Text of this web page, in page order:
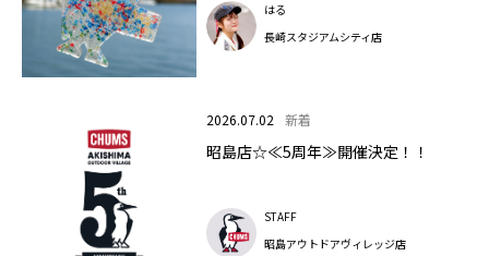
はる
長崎スタジアムシティ店
2026.07.02 新着
昭島店☆≪5周年≫開催決定！！
STAFF
昭島アウトドアヴィレッジ店